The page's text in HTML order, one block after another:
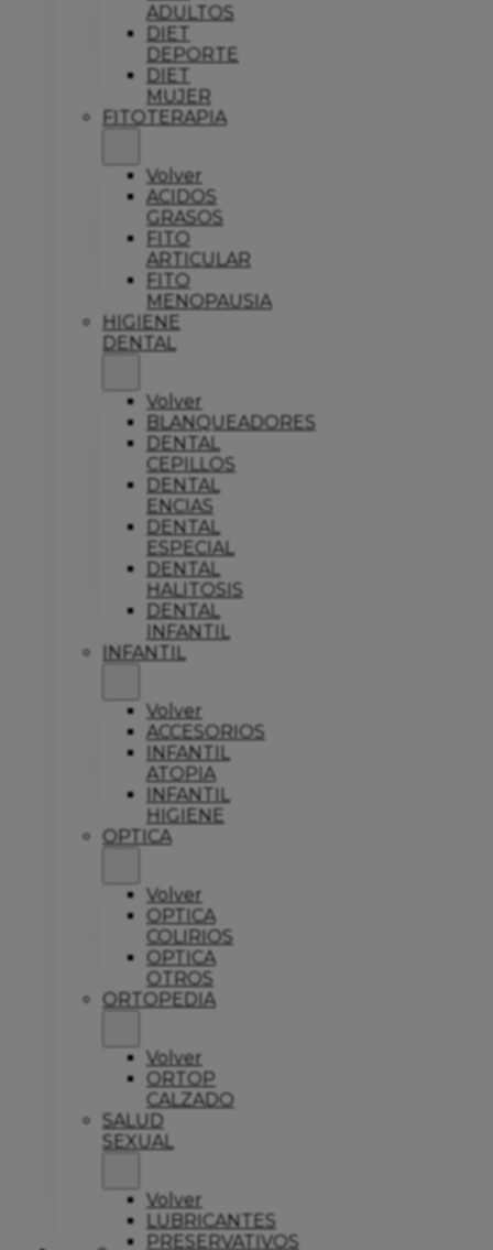
ADULTOS
DIET
DEPORTE
DIET
MUJER
FITOTERAPIA
Volver
ACIDOS
GRASOS
FITO
ARTICULAR
FITO
MENOPAUSIA
HIGIENE
DENTAL
Volver
BLANQUEADORES
DENTAL
CEPILLOS
DENTAL
ENCIAS
DENTAL
ESPECIAL
DENTAL
HALITOSIS
DENTAL
INFANTIL
INFANTIL
Volver
ACCESORIOS
INFANTIL
ATOPIA
INFANTIL
HIGIENE
OPTICA
Volver
OPTICA
COLIRIOS
OPTICA
OTROS
ORTOPEDIA
Volver
ORTOP
CALZADO
SALUD
SEXUAL
Volver
LUBRICANTES
PRESERVATIVOS